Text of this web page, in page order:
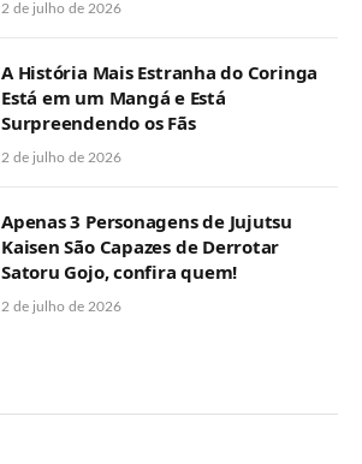
2 de julho de 2026
A História Mais Estranha do Coringa
Está em um Mangá e Está
Surpreendendo os Fãs
2 de julho de 2026
Apenas 3 Personagens de Jujutsu
Kaisen São Capazes de Derrotar
Satoru Gojo, confira quem!
2 de julho de 2026